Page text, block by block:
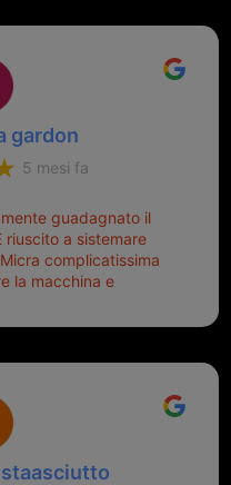
gardon
5 mesi fa
guadagnato il
a sistemare
complicatissima
la macchina e
Avevo
la chiave era
ti staccasse la
non faceva bene il
armeggiare un po',
in moto era un terno